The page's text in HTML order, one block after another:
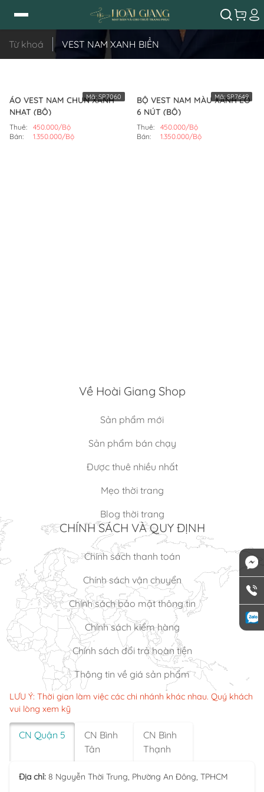
Từ khoá VEST NAM XANH BIỂN
ÁO VEST NAM CHUN XANH
NHẠT (BỘ)
Thuê:
450.000/Bộ
Bán:
1.350.000/Bộ
Mã: SP7060
BỘ VEST NAM MÀU XANH LƠ
6 NÚT (BỘ)
Thuê:
450.000/Bộ
Bán:
1.350.000/Bộ
Mã:SP7649
Về Hoài Giang Shop
Sản phẩm mới
Sản phẩm bán chạy
Được thuê nhiều nhất
Mẹo thời trang
Blog thời trang
CHÍNH SÁCH VÀ QUY ĐỊNH
Chính sách thanh toán
Chính sách vận chuyển
Chính sách bảo mật thông tin
Chính sách kiểm hàng
Chính sách đổi trả hoàn tiền
Thông tin về giá sản phẩm
LƯU Ý: Thời gian làm việc các chi nhánh khác nhau. Quý khách
vui lòng xem kỹ
CN Quận 5
CN Bình
Tân
CN Bình
Thạnh
Địa chỉ: 8 Nguyễn Thời Trung, Phường An Đông, TPHCM